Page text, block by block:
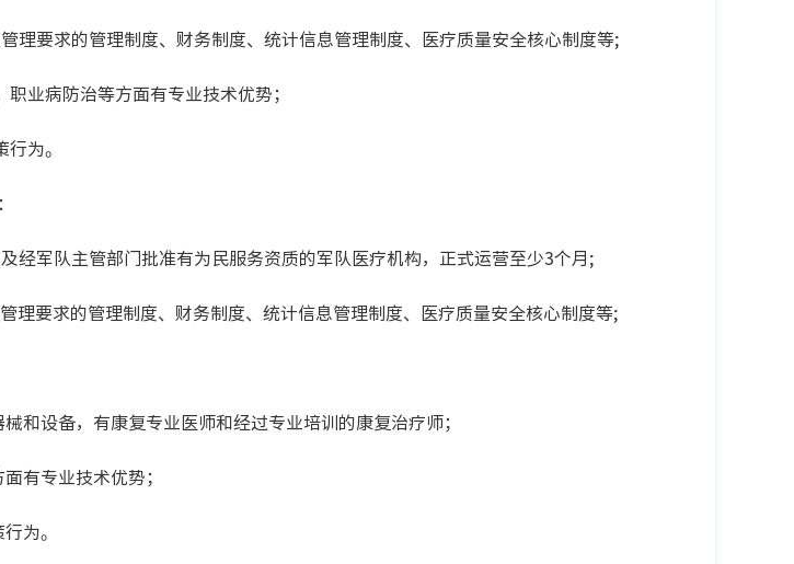
理要求的管理制度、财务制度、统计信息管理制度、医疗质量安全核心制度等;
业病防治等方面有专业技术优势；
为。
经军队主管部门批准有为民服务资质的军队医疗机构，正式运营至少3个月;
要求的管理制度、财务制度、统计信息管理制度、医疗质量安全核心制度等;
设备，有康复专业医师和经过专业培训的康复治疗师；
有专业技术优势；
为。